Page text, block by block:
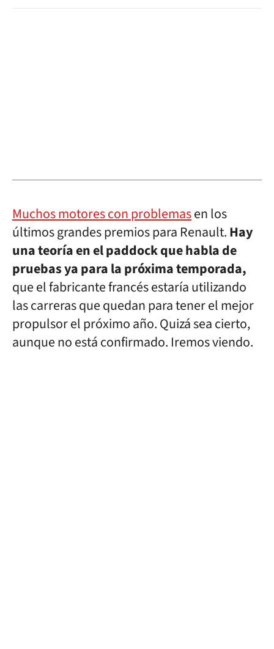
Muchos motores con problemasen los
últimos grandes premios para Renault.Hay
una teoría en el paddock que habla de
pruebas ya para la próxima temporada,
que el fabricante francés estaría utilizando
las carreras que quedan para tener el mejor
propulsor el próximo año. Quizá sea cierto,
aunque no está confirmado. Iremos viendo.